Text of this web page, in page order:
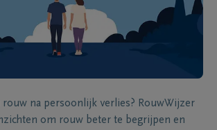
rouw na persoonlijk verlies? RouwWijzer
om rouw beter te begrijpen en